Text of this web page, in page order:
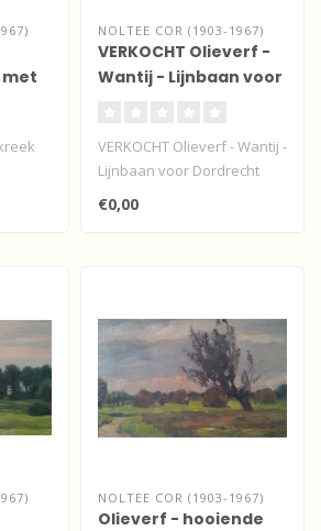
met
NOLTEE COR (1903-1967)
VERKOCHT Olieverf -
Wantij - Lijnbaan voor
VERKOCHT Olieverf - Wantij -
Lijnbaan voor Dordrecht
€0,00
NOLTEE COR (1903-1967)
Olieverf - hooiende